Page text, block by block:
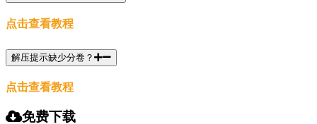
点击查看教程
解压提示缺少分卷？
点击查看教程
免费下载